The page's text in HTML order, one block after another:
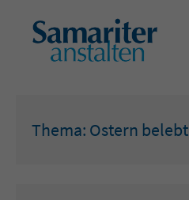
Thema: Ostern belebt